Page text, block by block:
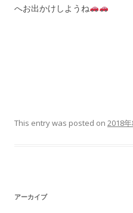
へお出かけしようね
This entry was posted on 2018
アーカイブ